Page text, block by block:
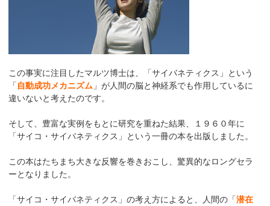
この事実に注目したマルツ博士は、「サイバネティクス」という
「 自動成功メカニズム 」が人間の脳と神経系でも作用しているに
違いないと考えたのです。
そして、豊富な実例をもとに研究を重ねた結果、１９６０年に
「サイコ・サイバネティクス」という一冊の本を出版しました。
この本はたちまち大きな反響を巻きおこし、驚異的なロングセラ
ーとなりました。
「サイコ・サイバネティクス」の考え方によると、人間の「潜在